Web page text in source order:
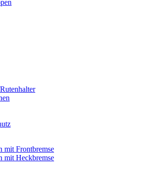
mit Frontbremse
mit Heckbremse